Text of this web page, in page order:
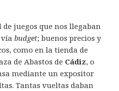
juegos que nos llegaban
víabudget; buenos precios y
como en la tienda de
de Abastos de Cádiz, o
mediante un expositor
Tantas vueltas daban